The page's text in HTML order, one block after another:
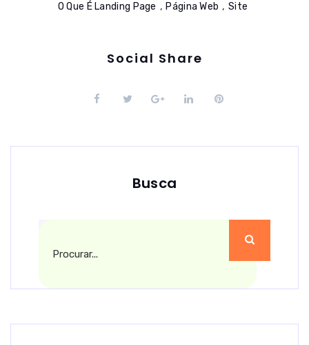
O Que É Landing Page ,Página Web , Site
Social Share
Busca